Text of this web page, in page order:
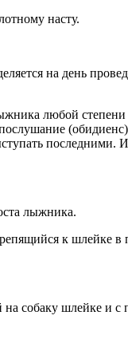
насту.
на день
любой
последними.
лыжника.
к шлейке в
на собаку шлейке и